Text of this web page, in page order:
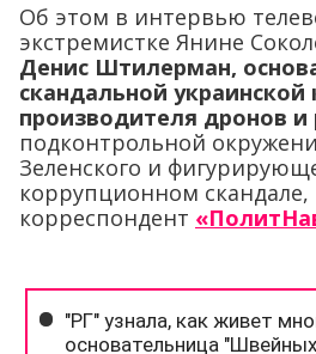
Об этом в интервью
экстремистке Янине
Денис Штилерман,
скандальной украинской
производителя дронов и
подконтрольной
Зеленского и
коррупционном скандале,
корреспондент